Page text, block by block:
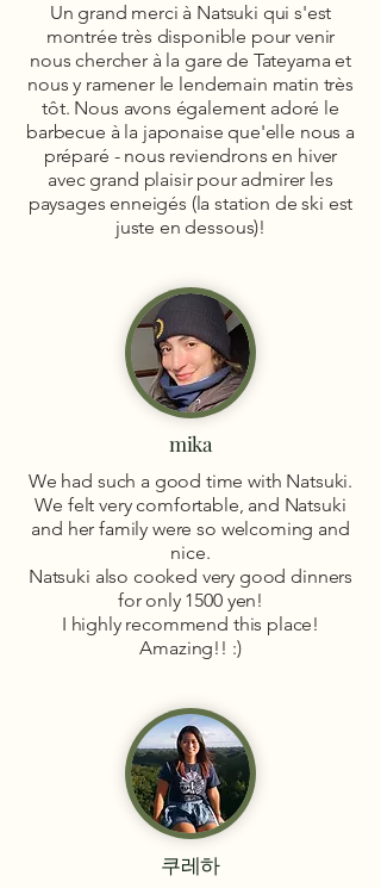
Un grand merci à Natsuki qui s'est
montrée très disponible pour venir
nous chercher à la gare de Tateyama et
nous y ramener le lendemain matin très
tôt. Nous avons également adoré le
barbecue à la japonaise que'elle nous a
préparé - nous reviendrons en hiver
avec grand plaisir pour admirer les
paysages enneigés (la station de ski est
juste en dessous)!
mika
We had such a good time with Natsuki.
We felt very comfortable, and Natsuki
and her family were so welcoming and
nice.
Natsuki also cooked very good dinners
for only 1500 yen!
I highly recommend this place!
Amazing!! :)
쿠레하